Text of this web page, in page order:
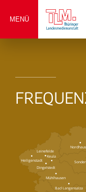
MENÜ
Bad Langensalza
Mühlhausen
Keula
Dingelstedt
Leinefelde
Heiligenstadt